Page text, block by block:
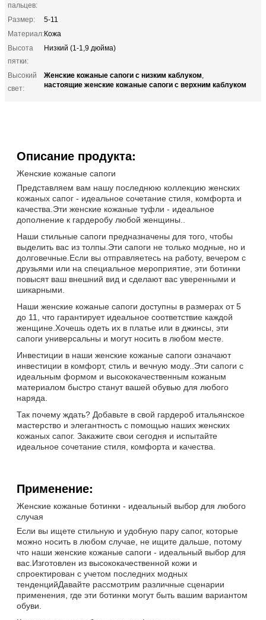
пальцев:
Размер:
5-11
Материал:Кожа
Высота
пятки:
Низкий (1-1,9 дюйма)
Высокий
свет:
Женские кожаные сапоги с низким каблуком,
настоящие женские кожаные сапоги с верхним каблуком
Описание продукта:
Женские кожаные сапоги
Представляем вам нашу последнюю коллекцию женских
кожаных сапог - идеальное сочетание стиля, комфорта и
качества.Эти женские кожаные туфли - идеальное
дополнение к гардеробу любой женщины..
Наши стильные сапоги предназначены для того, чтобы
выделить вас из толпы.Эти сапоги не только модные, но и
долговечные.Если вы отправляетесь на работу, вечером с
друзьями или на специальное мероприятие, эти ботинки
повысят ваш внешний вид и сделают вас уверенными и
шикарными.
Наши женские кожаные сапоги доступны в размерах от 5
до 11, что гарантирует идеальное соответствие каждой
женщине.Хочешь одеть их в платье или в джинсы, эти
сапоги универсальны и могут носить в любом месте.
Инвестиции в наши женские кожаные сапоги означают
инвестиции в комфорт, стиль и вечную моду..Эти сапоги с
идеальным формом и высококачественным кожаным
материалом быстро станут вашей обувью для любого
наряда.
Так почему ждать? Добавьте в свой гардероб итальянское
мастерство и элегантность с помощью наших женских
кожаных сапог. Закажите свои сегодня и испытайте
идеальное сочетание стиля, комфорта и качества.
Применение:
Женские кожаные ботинки - идеальный выбор для любого
случая
Если вы ищете стильную и удобную пару сапог, которые
можно носить в любом случае, не ищите дальше, потому
что наши женские кожаные сапоги - идеальный выбор для
вас.Изготовлен из высококачественной кожи и
спроектирован с учетом последних модных
тенденцийДавайте рассмотрим различные сценарии
применения, где эти ботинки могут быть вашим вариантом
обуви.